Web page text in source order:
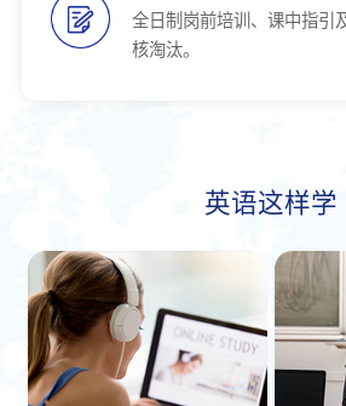
全日制岗前培训、课中指引
核淘汰。
英语这样学